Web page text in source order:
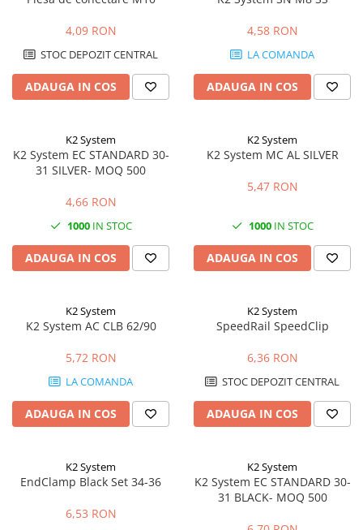
4,09 RON
STOC DEPOZIT CENTRAL
ADAUGA IN COS
4,58 RON
LA COMANDA
ADAUGA IN COS
K2 System
K2 System EC STANDARD 30-
31 SILVER- MOQ 500
4,66 RON
1000IN STOC
ADAUGA IN COS
K2 System
K2 System MC AL SILVER
5,47 RON
1000IN STOC
ADAUGA IN COS
K2 System
K2 System AC CLB 62/90
5,72 RON
LA COMANDA
ADAUGA IN COS
K2 System
SpeedRail SpeedClip
6,36 RON
STOC DEPOZIT CENTRAL
ADAUGA IN COS
K2 System
EndClamp Black Set 34-36
6,53 RON
K2 System
K2 System EC STANDARD 30-
31 BLACK- MOQ 500